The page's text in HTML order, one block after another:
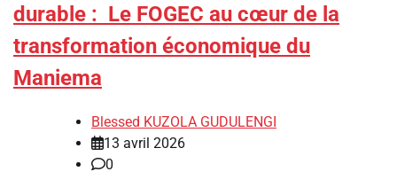
durable : ‎ Le FOGEC au cœur de la
transformation économique du
Maniema
Blessed KUZOLA GUDULENGI
13 avril 2026
0